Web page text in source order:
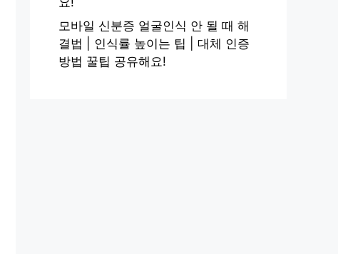
모바일 신분증 얼굴인식 안 될 때 해
결법 | 인식률 높이는 팁 | 대체 인증
방법 꿀팁 공유해요!